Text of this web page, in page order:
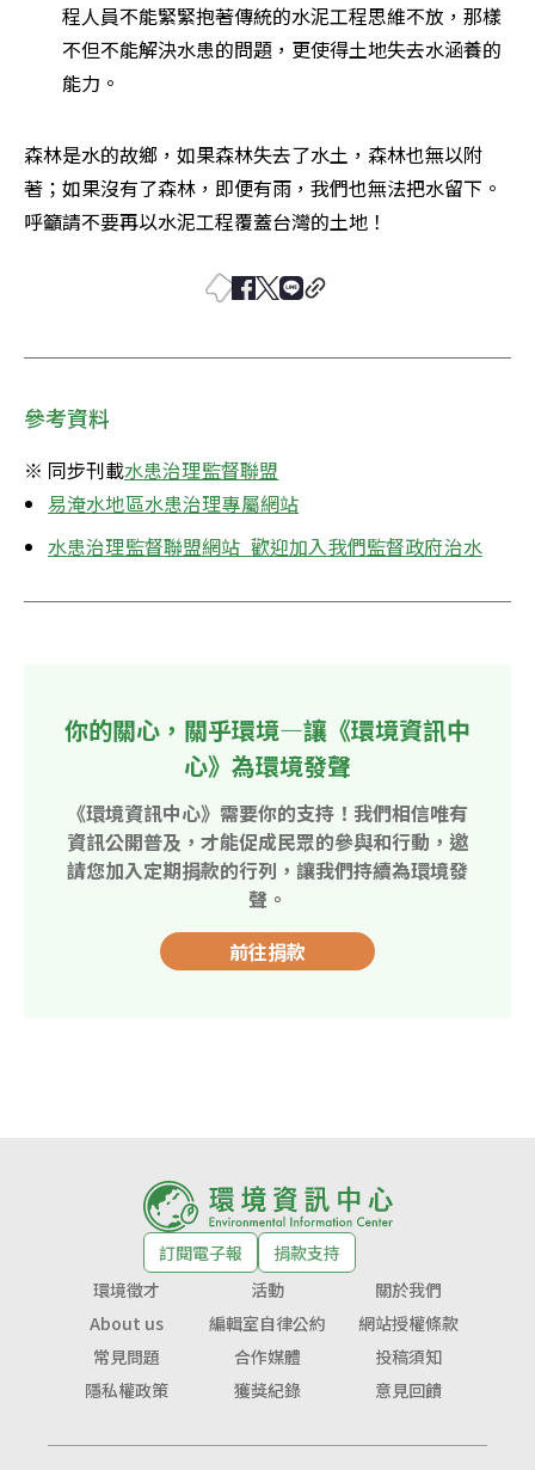
程人員不能緊緊抱著傳統的水泥工程思維不放，那樣
不但不能解決水患的問題，更使得土地失去水涵養的
能力。
森林是水的故鄉，如果森林失去了水土，森林也無以附
著；如果沒有了森林，即便有雨，我們也無法把水留下。
呼籲請不要再以水泥工程覆蓋台灣的土地！
參考資料
※ 同步刊載水患治理監督聯盟
易淹水地區水患治理專屬網站
水患治理監督聯盟網站  歡迎加入我們監督政府治水
你的關心，關乎環境—讓《環境資訊中
心》為環境發聲
《環境資訊中心》需要你的支持！我們相信唯有
資訊公開普及，才能促成民眾的參與和行動，邀
請您加入定期捐款的行列，讓我們持續為環境發
聲。
前往捐款
訂閱電子報
捐款支持
環境徵才
活動
關於我們
About us
編輯室自律公約
網站授權條款
常見問題
合作媒體
投稿須知
隱私權政策
獲獎紀錄 意見回饋